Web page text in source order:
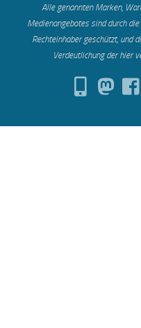
Alle genannten Marken,
Medienangebotes sind durch
Rechteinhaber geschützt, und
Verdeutlichung der hier